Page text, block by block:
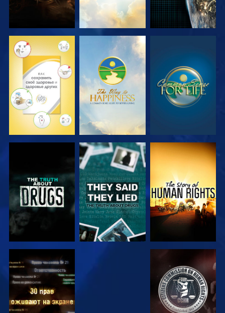
СМОТРЕТЬ СМОТРЕТЬ СМОТРЕТЬ
СМОТРЕТЬ СМОТРЕТЬ
СМОТРЕТЬ СМОТРЕТЬ